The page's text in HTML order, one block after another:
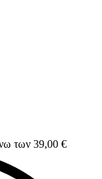
των 39,00 €